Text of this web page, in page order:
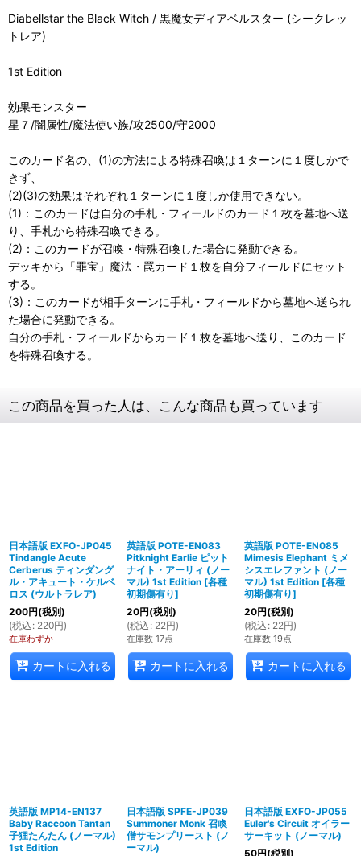
Diabellstar the Black Witch / 黒魔女ディアベルスター (シークレッ
トレア)
1st Edition
効果モンスター
星７/闇属性/魔法使い族/攻2500/守2000
このカード名の、(1)の方法による特殊召喚は１ターンに１度しかで
きず、
(2)(3)の効果はそれぞれ１ターンに１度しか使用できない。
(1)：このカードは自分の手札・フィールドのカード１枚を墓地へ送
り、手札から特殊召喚できる。
(2)：このカードが召喚・特殊召喚した場合に発動できる。
デッキから「罪宝」魔法・罠カード１枚を自分フィールドにセット
する。
(3)：このカードが相手ターンに手札・フィールドから墓地へ送られ
た場合に発動できる。
自分の手札・フィールドからカード１枚を墓地へ送り、このカード
を特殊召喚する。
この商品を買った人は、こんな商品も買っています
日本語版 EXFO-JP045
Tindangle Acute
Cerberus ティンダング
ル・アキュート・ケルベ
ロス (ウルトラレア)
200円(税別)
(税込 : 220円)
在庫わずか
カートに入れる
英語版 POTE-EN083
Pitknight Earlie ピット
ナイト・アーリィ (ノー
マル) 1st Edition [各種
初期傷有り]
20円(税別)
(税込 : 22円)
在庫数 17点
カートに入れる
英語版 POTE-EN085
Mimesis Elephant ミメ
シスエレファント (ノー
マル) 1st Edition [各種
初期傷有り]
20円(税別)
(税込 : 22円)
在庫数 19点
カートに入れる
英語版 MP14-EN137
Baby Raccoon Tantan
子狸たんたん (ノーマル)
1st Edition
日本語版 SPFE-JP039
Summoner Monk 召喚
僧サモンプリースト (ノ
ーマル)
日本語版 EXFO-JP055
Euler's Circuit オイラー
サーキット (ノーマル)
50円(税別)